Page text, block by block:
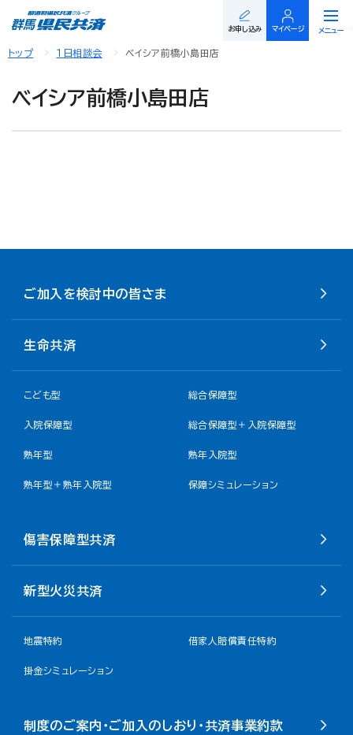
閉じる
メニュー
お申し込み マイページ
トップ １日相談会 ベイシア前橋小島田店
ベイシア前橋小島田店
ご加入を検討中の皆さま
生命共済
こども型 総合保障型
入院保障型 総合保障型＋入院保障型
熟年型 熟年入院型
熟年型＋熟年入院型 保障シミュレーション
傷害保障型共済
新型火災共済
地震特約 借家人賠償責任特約
掛金シミュレーション
制度のご案内・ご加入のしおり・共済事業約款